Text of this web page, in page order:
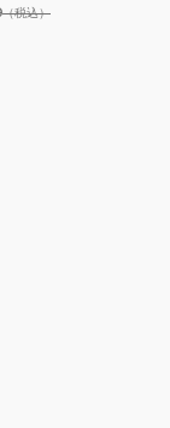
（税込）